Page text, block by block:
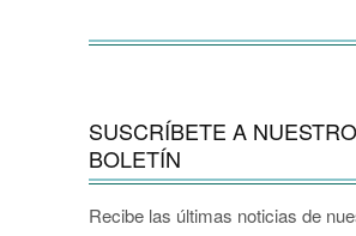
SUSCRÍBETE A NUESTRO
BOLETÍN
Recibe las últimas noticias de